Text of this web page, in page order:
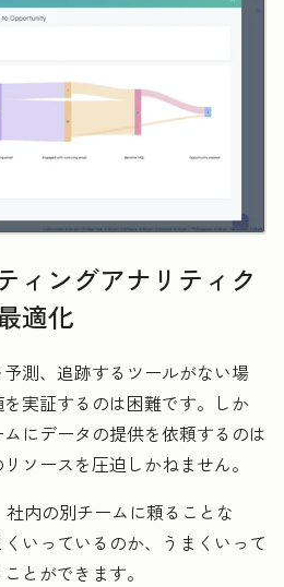
ィングアナリティク
適化
測、追跡するツールがない場
実証するのは困難です。しか
にデータの提供を依頼するのは
ソースを圧迫しかねません。
社内の別チームに頼ることな
いっているのか、うまくいって
とができます。